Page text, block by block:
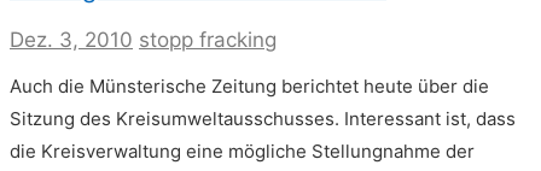
Dez. 3, 2010 stopp fracking
Auch die Münsterische Zeitung berichtet heute über die
Sitzung des Kreisumweltausschusses. Interessant ist, dass
die Kreisverwaltung eine mögliche Stellungnahme der